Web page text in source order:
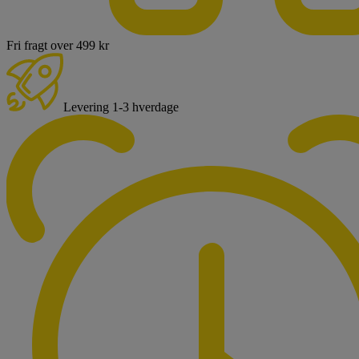
Fri fragt over 499 kr
Levering 1-3 hverdage